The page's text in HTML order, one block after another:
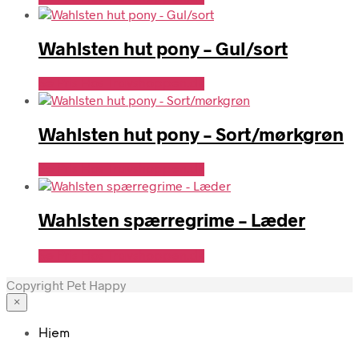
Wahlsten hut pony – Gul/sort
Wahlsten hut pony – Sort/mørkgrøn
Wahlsten spærregrime – Læder
Copyright Pet Happy
×
Hjem